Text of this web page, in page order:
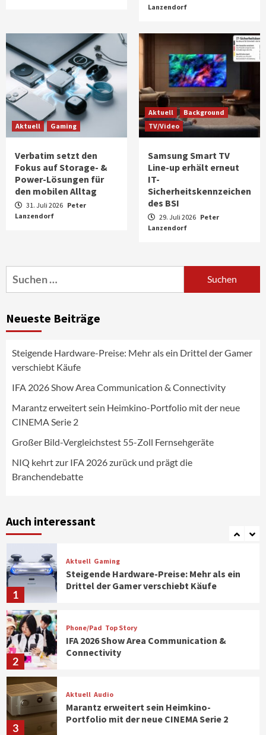
Lanzendorf
Aktuell Gaming
Verbatim setzt den
Fokus auf Storage- &
Power-Lösungen für
den mobilen Alltag
31. Juli 2026 Peter
Lanzendorf
Aktuell
Background
TV/Video
Samsung Smart TV
Line-up erhält erneut
IT-
Sicherheitskennzeichen
des BSI
29. Juli 2026 Peter
Lanzendorf
Suchen
nach:
Neueste Beiträge
Steigende Hardware-Preise: Mehr als ein Drittel der Gamer
verschiebt Käufe
IFA 2026 Show Area Communication & Connectivity
Marantz erweitert sein Heimkino-Portfolio mit der neue
CINEMA Serie 2
Großer Bild-Vergleichstest 55-Zoll Fernsehgeräte
NIQ kehrt zur IFA 2026 zurück und prägt die
Branchendebatte
Auch interessant
4
News aus dem Internet
Fernsehgeräte
5
NIQ kehrt zur IFA 2026 zurück und prägt
die Branchendebatte
6
Aktuell
CHERRY baut Vertriebsteam in
7
Klimageräte und Ventilatoren
1
Aktuell Gaming
Steigende Hardware-Preise: Mehr als ein
Drittel der Gamer verschiebt Käufe
2
Phone/Pad Top Story
IFA 2026 Show Area Communication &
Connectivity
3
Aktuell Audio
Marantz erweitert sein Heimkino-
Portfolio mit der neue CINEMA Serie 2